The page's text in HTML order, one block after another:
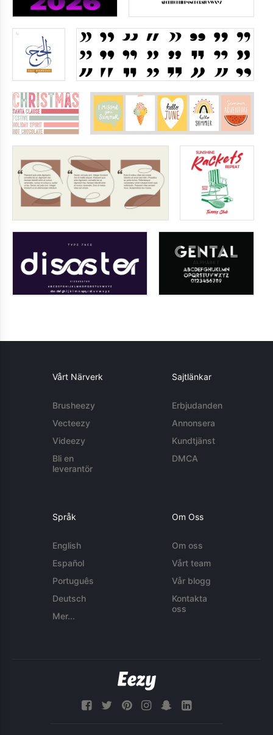
Vårt Närverk
Brusheezy
Vecteezy
Videezy
Bli en
leverantör
Sajtlänkar
Erbjudanden
Annonsera
Kundtjänst
DMCA
Språk
English
Español
Português
Deutsch
Mer...
Om Oss
Om oss
Vårt team
Vår blogg
Kontakta
oss